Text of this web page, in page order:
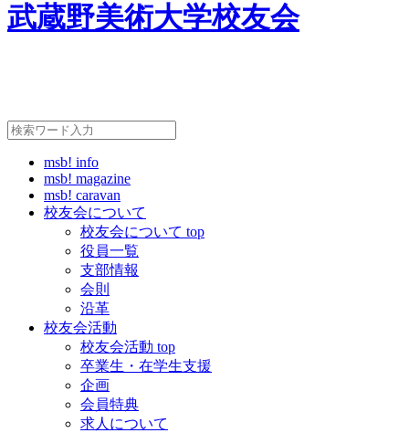
武蔵野美術大学校友会
msb! info
msb! magazine
msb! caravan
校友会について
校友会について top
役員一覧
支部情報
会則
沿革
校友会活動
校友会活動 top
卒業生・在学生支援
企画
会員特典
求人について